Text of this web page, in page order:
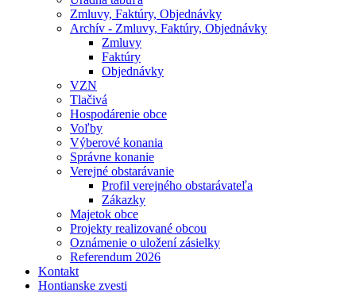
Zmluvy, Faktúry, Objednávky
Archív - Zmluvy, Faktúry, Objednávky
Zmluvy
Faktúry
Objednávky
VZN
Tlačivá
Hospodárenie obce
Voľby
Výberové konania
Správne konanie
Verejné obstarávanie
Profil verejného obstarávateľa
Zákazky
Majetok obce
Projekty realizované obcou
Oznámenie o uložení zásielky
Referendum 2026
Kontakt
Hontianske zvesti